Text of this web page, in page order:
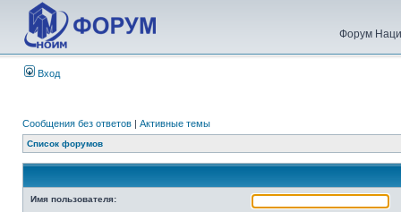
Форум
Вход
Сообщения без ответов | Активные темы
Список форумов
Имя пользователя: